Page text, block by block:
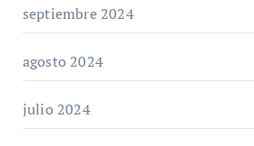
septiembre 2024
agosto 2024
julio 2024